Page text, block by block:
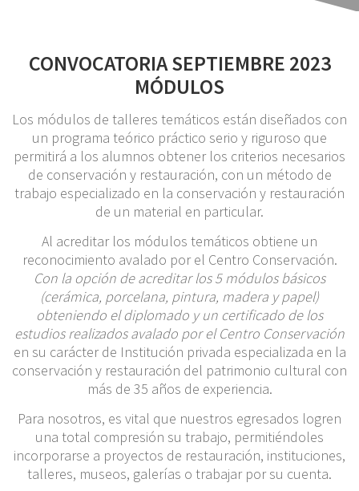
CONVOCATORIA SEPTIEMBRE 2023
MÓDULOS
Los módulos de talleres temáticos están diseñados con
un programa teórico práctico serio y riguroso que
permitirá a los alumnos obtener los criterios necesarios
de conservación y restauración, con un método de
trabajo especializado en la conservación y restauración
de un material en particular.
Al acreditar los módulos temáticos obtiene un
reconocimiento avalado por el Centro Conservación.
Con la opción de acreditar los 5 módulos básicos
(cerámica, porcelana, pintura, madera y papel)
obteniendo el diplomado y un certificado de los
estudios realizados avalado por el Centro Conservación
en su carácter de Institución privada especializada en la
conservación y restauración del patrimonio cultural con
más de 35 años de experiencia.
Para nosotros, es vital que nuestros egresados logren
una total compresión su trabajo, permitiéndoles
incorporarse a proyectos de restauración, instituciones,
talleres, museos, galerías o trabajar por su cuenta.